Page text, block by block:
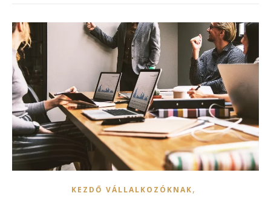
KEZDŐ VÁLLALKOZÓKNAK,